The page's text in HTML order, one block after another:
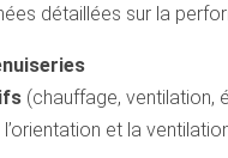
détaillées sur la
(chauffage, ventilation,
et la